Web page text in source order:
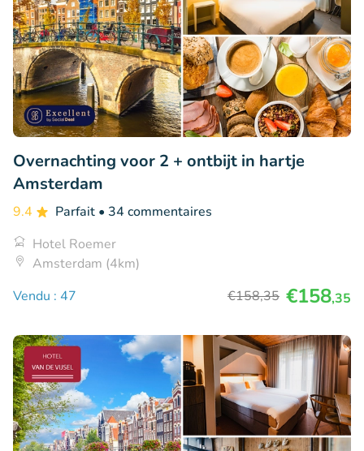
Overnachting voor 2 + ontbijt in hartje
Amsterdam
9.4 Parfait • 34 commentaires
Hotel Roemer
Amsterdam (4km)
Vendu : 47
€158,35 €158,35